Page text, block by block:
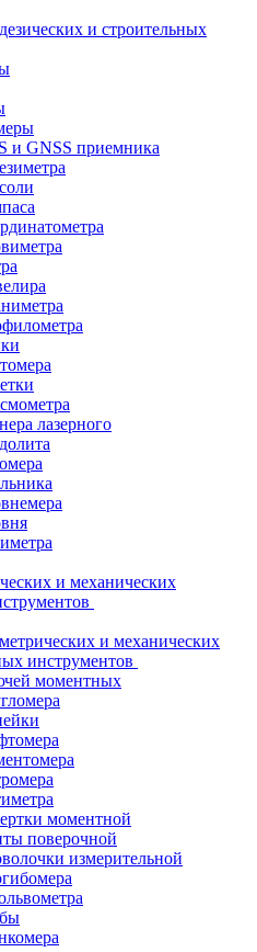
и строительных
и GNSS приемника
лазерного
и механических
и механических
инструментов
моментных
моментной
поверочной
измерительной